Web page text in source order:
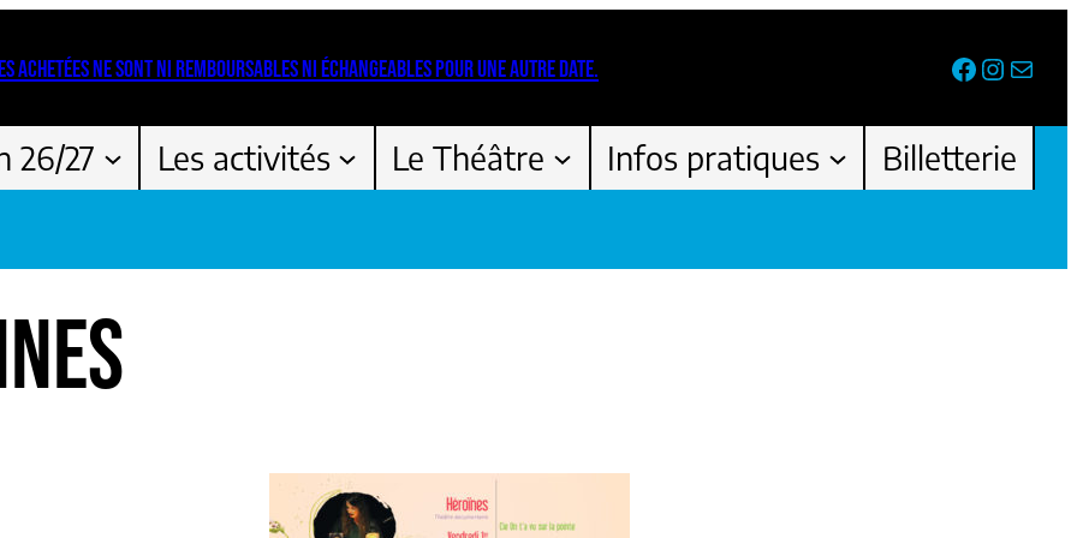
ACHETÉES NE SONT NI REMBOURSABLES NI ÉCHANGEABLES POUR UNE AUTRE DATE. Facebook
26/27 Les activités Le Théâtre Infos pratiques Billetterie